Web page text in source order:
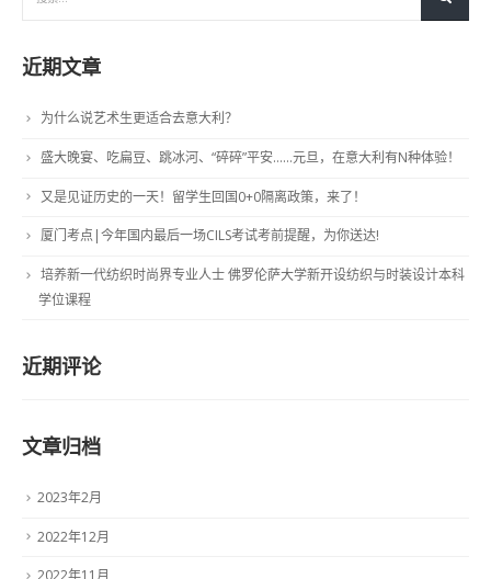
近期文章
为什么说艺术生更适合去意大利？
盛大晚宴、吃扁豆、跳冰河、“碎碎”平安……元旦，在意大利有N种体验！
又是见证历史的一天！留学生回国0+0隔离政策，来了！
厦门考点|今年国内最后一场CILS考试考前提醒，为你送达!
培养新一代纺织时尚界专业人士 佛罗伦萨大学新开设纺织与时装设计本科
学位课程
近期评论
文章归档
2023年2月
2022年12月